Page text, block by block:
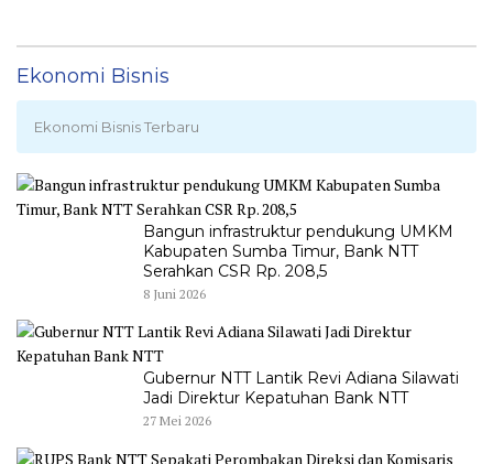
Ekonomi Bisnis
Ekonomi Bisnis Terbaru
Bangun infrastruktur pendukung UMKM
Kabupaten Sumba Timur, Bank NTT
Serahkan CSR Rp. 208,5
8 Juni 2026
Gubernur NTT Lantik Revi Adiana Silawati
Jadi Direktur Kepatuhan Bank NTT
27 Mei 2026